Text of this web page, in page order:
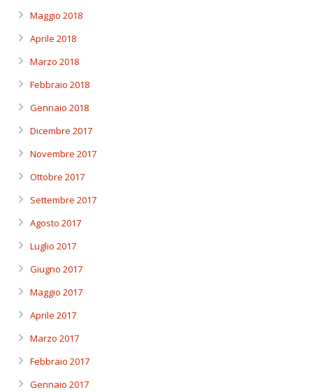
Maggio 2018
Aprile 2018
Marzo 2018
Febbraio 2018
Gennaio 2018
Dicembre 2017
Novembre 2017
Ottobre 2017
Settembre 2017
Agosto 2017
Luglio 2017
Giugno 2017
Maggio 2017
Aprile 2017
Marzo 2017
Febbraio 2017
Gennaio 2017